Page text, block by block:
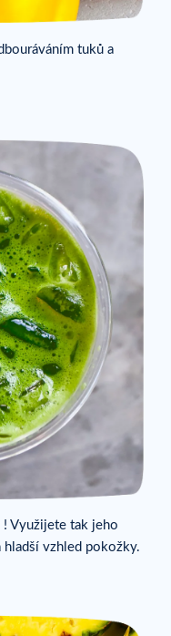
tuků a
Využijete tak jeho
vzhled pokožky.